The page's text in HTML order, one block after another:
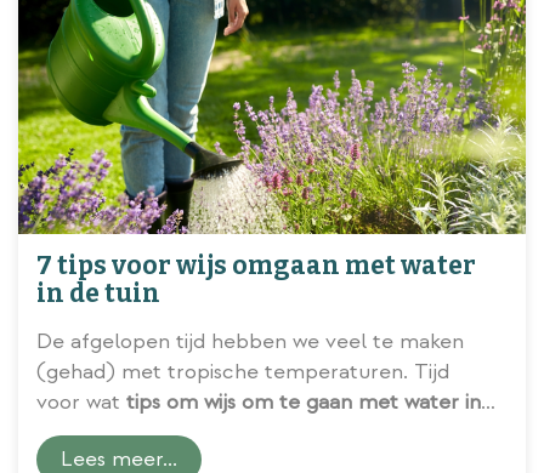
7 tips voor wijs omgaan met water
in de tuin
De afgelopen tijd hebben we veel te maken
(gehad) met tropische temperaturen. Tijd
voor wat tips om wijs om te gaan met water in
de tuin.
Lees meer...